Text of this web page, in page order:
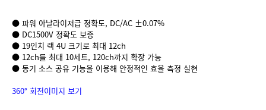
● 파워 아날라이저급 정확도, DC/AC ±0.07%
● DC1500V 정확도 보증
● 19인치 랙 4U 크기로 최대 12ch
● 12ch를 최대 10세트, 120ch까지 확장 가능
● 동기 소스 공유 기능을 이용해 안정적인 효율 측정 실현
360° 회전이미지 보기